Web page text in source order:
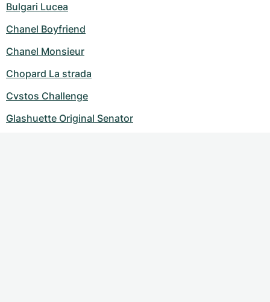
Bulgari Lucea
Chanel Boyfriend
Chanel Monsieur
Chopard La strada
Cvstos Challenge
Glashuette Original Senator